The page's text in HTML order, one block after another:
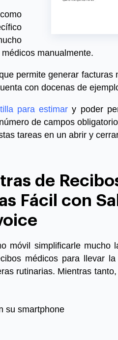
s manualmente.
permitegenerar facturas
con docenas de
para estimar y poder
de campos
tareas en un abrir y
de
Fácil con
móvil simplificarle mucho
médicos para llevar
rutinarias. Mientras
su smartphone